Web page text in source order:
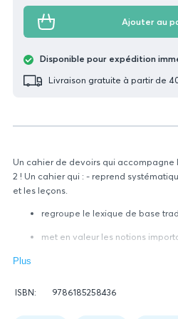
Un cahier de devoirs qui accompagne
2 ! Un cahier qui : - reprend
et les leçons.
regroupe le lexique de base
met en valeur les notions
vise à renforcer les
Plus
Données
ISBN: 9786185258436
Ajouter au
Disponible pour expédition
Livraison gratuite à partir de